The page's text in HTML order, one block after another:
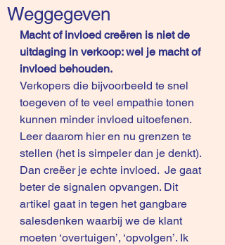
Weggegeven
Macht of invloed creëren is niet de
uitdaging in verkoop: wel je macht of
invloed behouden.
Verkopers die bijvoorbeeld te snel
toegeven of te veel empathie tonen
kunnen minder invloed uitoefenen.
Leer daarom hier en nu grenzen te
stellen (het is simpeler dan je denkt).
Dan creëer je echte invloed.  Je gaat
beter de signalen opvangen. Dit
artikel gaat in tegen het gangbare
salesdenken waarbij we de klant
moeten ‘overtuigen’, ‘opvolgen’. Ik